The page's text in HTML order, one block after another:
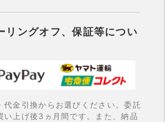
リングオフ、保証等につい
代金引換からお選びください。委託
い上げ後3ヵ月間です。また、納品